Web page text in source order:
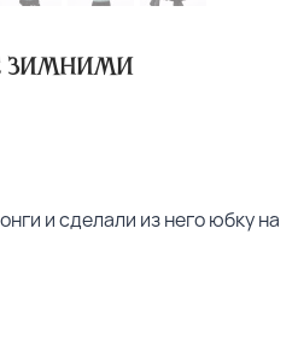
зимними
и сделали из него юбку на